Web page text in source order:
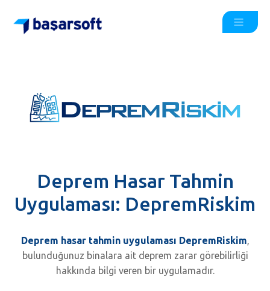
Deprem Hasar Tahmin
Uygulaması: DepremRiskim
Deprem hasar tahmin uygulaması DepremRiskim,
bulunduğunuz binalara ait deprem zarar görebilirliği
hakkında bilgi veren bir uygulamadır.